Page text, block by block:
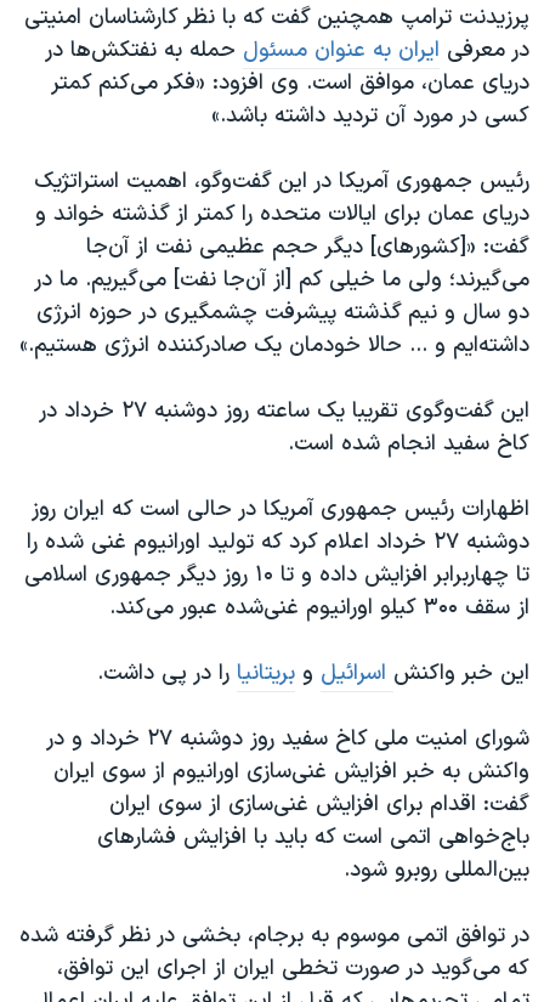
همایش محافظه‌کاران آمریکا «سی‌پک»
صفحه‌های ویژه
سفر پرزیدنت ترامپ به چین
پرزیدنت ترامپ همچنین گفت که با نظر کارشناسان امنیتی
در معرفی ​ ایران به عنوان مسئول حمله به نفتکش‌ها در
دریای عمان، موافق است. وی افزود: «فکر می‌کنم کمتر
کسی در مورد آن تردید داشته باشد.»
رئیس جمهوری آمریکا در این گفت‌وگو، اهمیت استراتژیک
دریای عمان برای ایالات متحده را کمتر از گذشته خواند و
گفت: «[کشورهای] دیگر حجم عظیمی نفت از آن‌جا
می‌گیرند؛ ولی ما خیلی کم [از آن‌جا نفت] می‌گیریم. ما در
دو سال و نیم گذشته پیشرفت چشمگیری در حوزه انرژی
داشته‌ایم و ... حالا خودمان یک صادرکننده انرژی هستیم.»
این گفت‌وگوی تقریبا یک ساعته روز دوشنبه ۲۷ خرداد در
کاخ سفید انجام شده است.
اظهارات رئیس جمهوری آمریکا در حالی است که ایران روز
دوشنبه ۲۷ خرداد اعلام کرد که تولید اورانیوم غنی شده را
تا چهاربرابر افزایش داده و تا ۱۰ روز دیگر جمهوری اسلامی
از سقف ۳۰۰ کیلو اورانیوم غنی‌شده عبور می‌کند.
این خبر واکنش اسرائیل و بریتانیا را در پی داشت.
شورای امنیت ملی کاخ سفید روز دوشنبه ۲۷ خرداد و در
واکنش به خبر افزایش غنی‌سازی اورانیوم از سوی ایران
گفت: اقدام برای افزایش غنی‌سازی از سوی ایران
باج‌خواهی اتمی است که باید با افزایش فشار‌های
بین‌المللی روبرو شود.
در توافق اتمی موسوم به برجام، بخشی در نظر گرفته شده
که می‌گوید در صورت تخطی ایران از اجرای این توافق،